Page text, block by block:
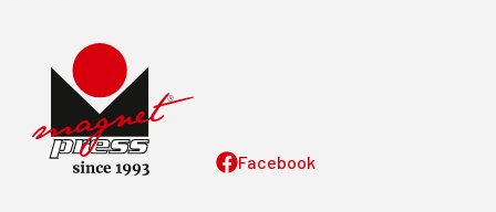
Facebook